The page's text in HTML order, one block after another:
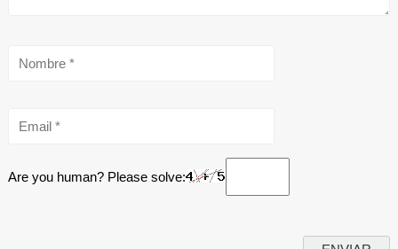
Are you human? Please solve: